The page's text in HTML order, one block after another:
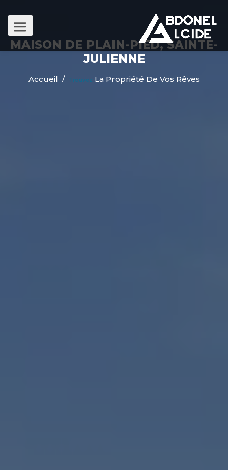
MAISON DE PLAIN-PIED, SAINTE-
JULIENNE
Accueil / Trouvez La Propriété De Vos Rêves